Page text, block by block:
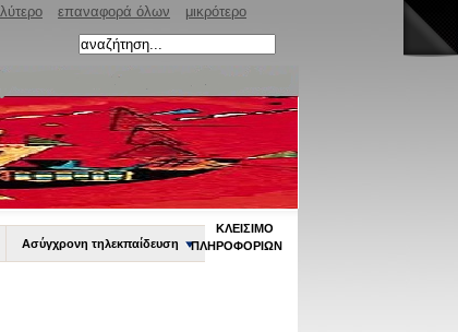
επαναφορά όλων μικρότερο
Ασύγχρονη τηλεκπαίδευση
ΚΛΕΊΣΙΜΟ
ΠΛΗΡΟΦΟΡΙΏΝ